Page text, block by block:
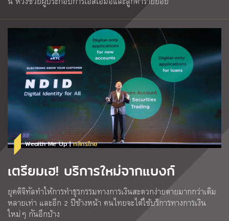
Wealth Me Up |กสิกรไทย
เตรียมเฮ! บริการใหม่จากแบงก์
ยุคดิจิทัลทำให้การทำธุรกรรมทางการเงินสะดวกง่ายดายมากกว่าเดิม
หลายเท่า และอีก 2 ปีข้างหน้า คนไทยจะได้ใช้บริการทางการเงิน
ใหม่ๆ กันอีกบ้าง